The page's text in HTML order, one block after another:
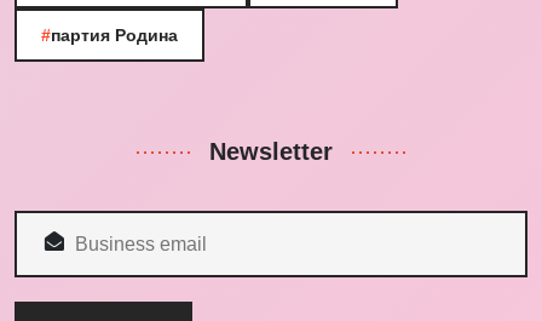
#партия Родина
Newsletter